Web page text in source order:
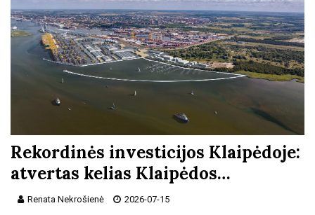
Rekordinės investicijos Klaipėdoje:
atvertas kelias Klaipėdos…
Renata Nekrošienė 2026-07-15